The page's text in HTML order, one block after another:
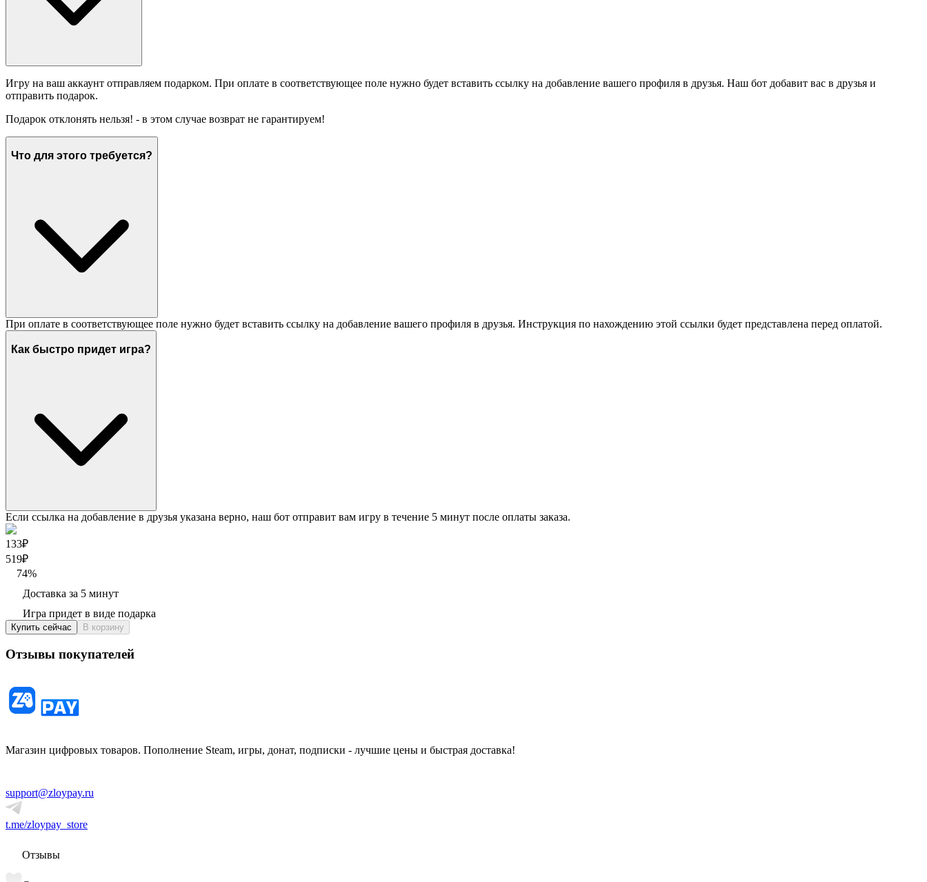
Игру на ваш аккаунт отправляем подарком. При оплате в соответствующее поле нужно будет вставить ссылку на добавление вашего профиля в друзья. Наш бот добавит вас в друзья и
отправить подарок.
Подарок отклонять нельзя! - в этом случае возврат не гарантируем!
Что для этого требуется?
При оплате в соответствующее поле нужно будет вставить ссылку на добавление вашего профиля в друзья. Инструкция по нахождению этой ссылки будет представлена перед оплатой.
Как быстро придет игра?
Если ссылка на добавление в друзья указана верно, наш бот отправит вам игру в течение 5 минут после оплаты заказа.
133₽
519₽
74%
Доставка за 5 минут
Игра придет в виде подарка
Купить сейчас В корзину
Отзывы покупателей
Магазин цифровых товаров. Пополнение Steam, игры, донат, подписки - лучшие цены и быстрая доставка!
support@zloypay.ru
t.me/zloypay_store
Отзывы